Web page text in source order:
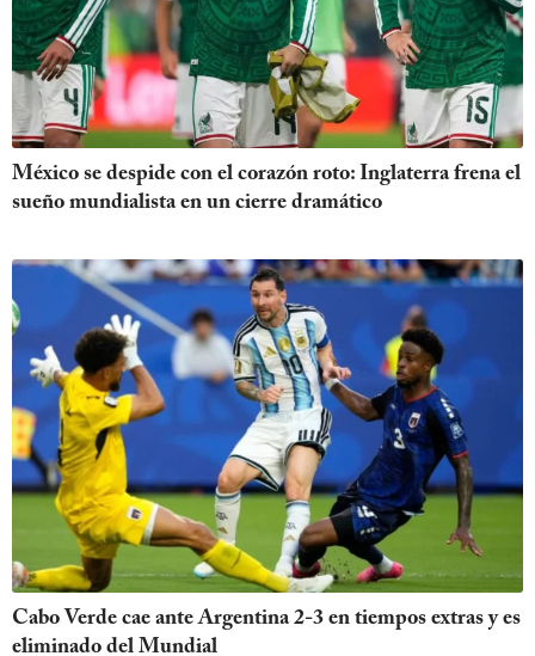
México se despide con el corazón roto: Inglaterra frena el
sueño mundialista en un cierre dramático
Cabo Verde cae ante Argentina 2-3 en tiempos extras y es
eliminado del Mundial